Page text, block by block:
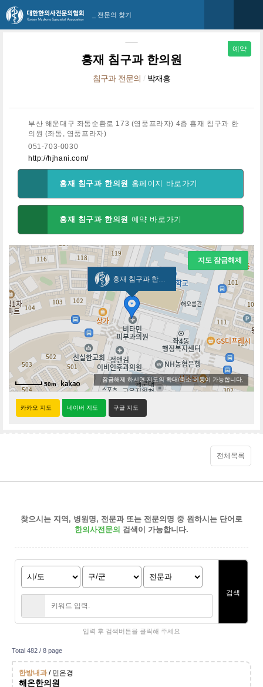
_ 전문의 찾기
흥재 침구과 한의원
예약
침구과 전문의 / 박재흥
부산 해운대구 좌동순환로 173 (영풍프라자) 4층 흥재 침구과 한
의원 (좌동, 영풍프라자)
051-703-0030
http://hjhani.com/
흥재 침구과 한의원 홈페이지 바로가기
흥재 침구과 한의원 예약 바로가기
지도 잠금해제
잠금해제 하시면 지도의 확대/축소 이동이 가능합니다.
흥재 침구과 한의원
50m
카카오 지도 네이버 지도 구글 지도
전체목록
찾으시는 지역, 병원명, 전문과 또는 전문의명 중 원하시는 단어로
한의사전문의 검색이 가능합니다.
검색
입력 후 검색버튼을 클릭해 주세요
Total 482 / 8 page
한방내과/ 민은경
해온한의원